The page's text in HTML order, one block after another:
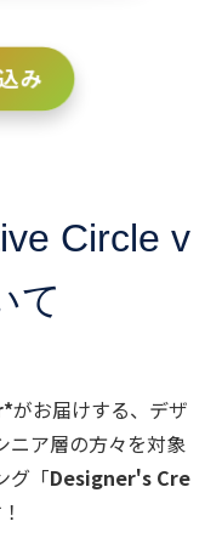
み
Circle v
て
がお届けする、デザ
ニア層の方々を対象
グ「Designer's Cre